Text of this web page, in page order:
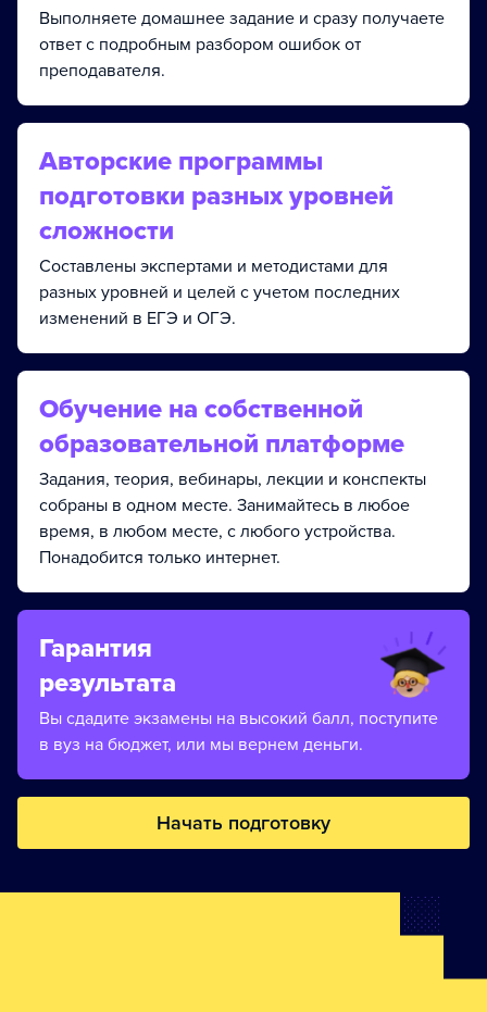
Выполняете домашнее задание и сразу получаете
ответ с подробным разбором ошибок от
преподавателя.
Авторские программы
подготовки разных уровней
сложности
Составлены экспертами и методистами для
разных уровней и целей с учетом последних
изменений в ЕГЭ и ОГЭ.
Обучение на собственной
образовательной платформе
Задания, теория, вебинары, лекции и конспекты
собраны в одном месте. Занимайтесь в любое
время, в любом месте, с любого устройства.
Понадобится только интернет.
Гарантия
результата
Вы сдадите экзамены на высокий балл, поступите
в вуз на бюджет, или мы вернем деньги.
Начать подготовку